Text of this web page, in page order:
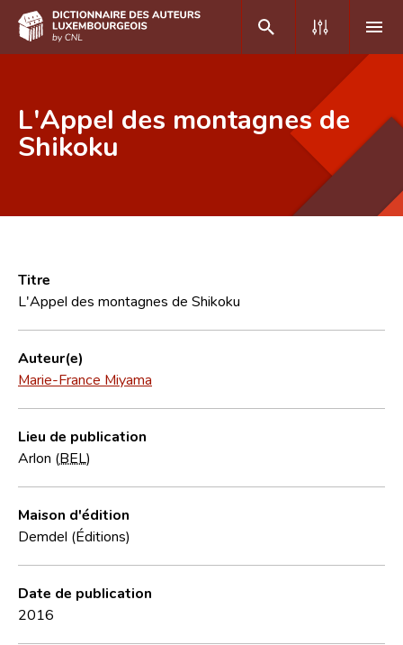
DE FR
Foire aux questions
CNL
Équipe scientifique
Contact
L'Appel des montagnes de
Shikoku
Titre
L'Appel des montagnes de Shikoku
Auteur(e)
Marie-France Miyama
Lieu de publication
Arlon (BEL )
Maison d'édition
Demdel (Éditions)
Date de publication
2016